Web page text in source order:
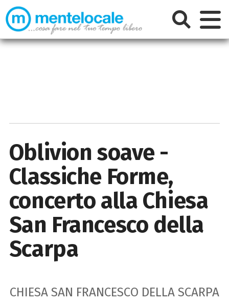
Oblivion soave -
Classiche Forme,
concerto alla Chiesa
San Francesco della
Scarpa
CHIESA SAN FRANCESCO DELLA SCARPA